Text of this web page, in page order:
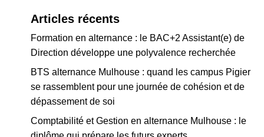
Articles récents
Formation en alternance : le BAC+2 Assistant(e) de
Direction développe une polyvalence recherchée
BTS alternance Mulhouse : quand les campus Pigier
se rassemblent pour une journée de cohésion et de
dépassement de soi
Comptabilité et Gestion en alternance Mulhouse : le